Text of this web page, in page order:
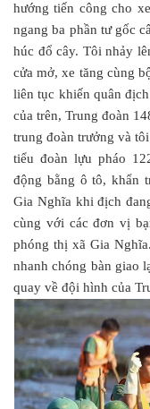
hướng tiến công cho
ngang ba phần tư gốc
húc đổ cây. Tôi nhảy
cửa mở, xe tăng cùng
liên tục khiến quân
của trên, Trung đoàn
trung đoàn trưởng và
tiểu đoàn lựu pháo
động bằng ô tô, khẩn
Gia Nghĩa khi địch
cùng với các đơn vị
phóng thị xã Gia
nhanh chóng bàn giao
quay về đội hình của